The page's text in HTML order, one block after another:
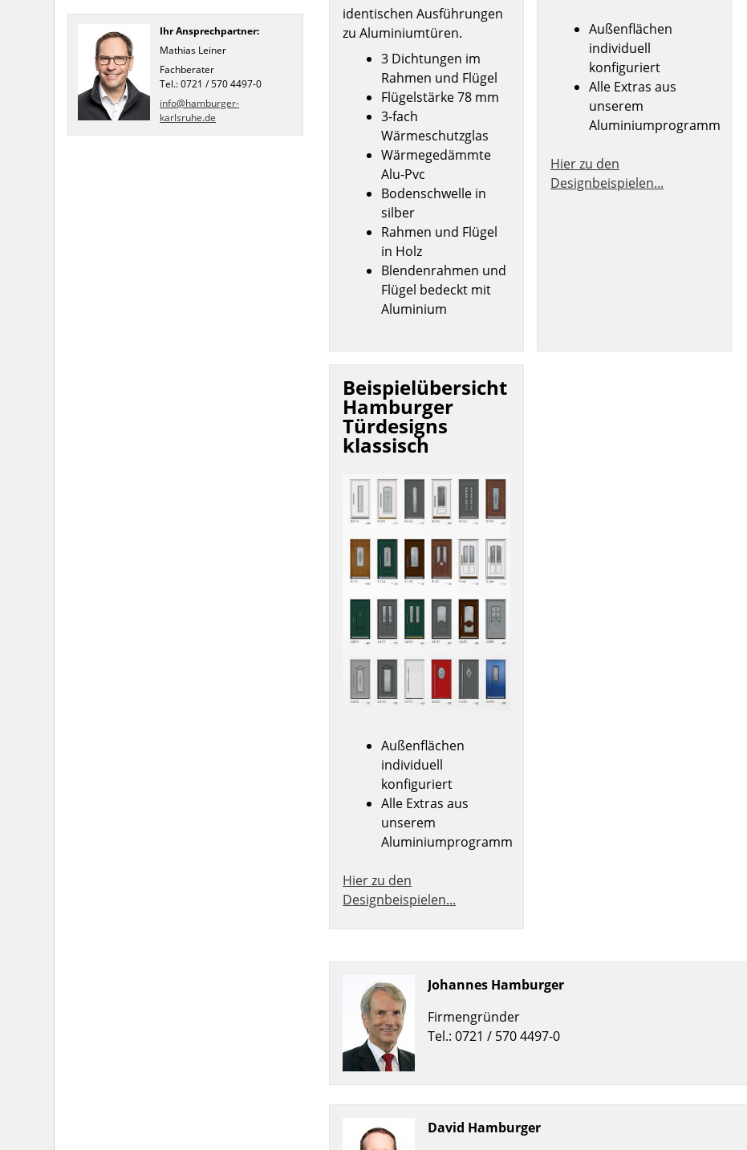
identischen Ausführungen
zu Aluminiumtüren.
3 Dichtungen im
Rahmen und Flügel
Flügelstärke 78 mm
3-fach
Wärmeschutzglas
Wärmegedämmte
Alu-Pvc
Bodenschwelle in
silber
Rahmen und Flügel
in Holz
Blendenrahmen und
Flügel bedeckt mit
Aluminium
Außenflächen
individuell
konfiguriert
Alle Extras aus
unserem
Aluminiumprogramm
Hier zu den
Designbeispielen...
Beispielübersicht
Hamburger
Türdesigns
klassisch
Außenflächen
individuell
konfiguriert
Alle Extras aus
unserem
Aluminiumprogramm
Hier zu den
Designbeispielen...
Johannes Hamburger
Firmengründer
Tel.: 0721 / 570 4497-0
David Hamburger
Ihr Ansprechpartner:
Mathias Leiner
Fachberater
Tel.: 0721 / 570 4497-0
info@hamburger-
karlsruhe.de